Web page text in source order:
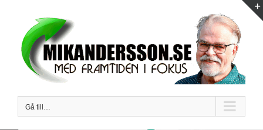
innehållet
Gå till…